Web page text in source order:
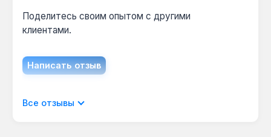
Поделитесь своим опытом с другими
клиентами.
Написать отзыв
Отображать отзывы только на текущем
Все отзывы